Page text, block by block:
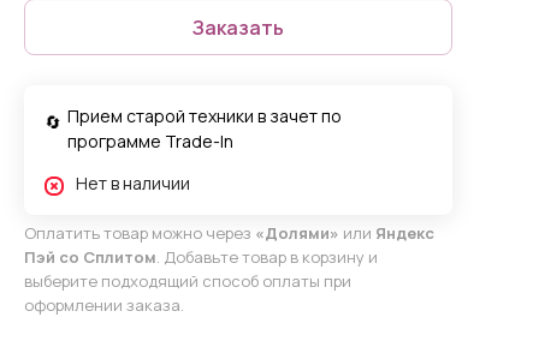
Заказать
Прием старой техники в зачет по
программе Trade-In
Нет в наличии
Оплатить товар можно через «Долями» или Яндекс
Пэй со Сплитом. Добавьте товар в корзину и
выберите подходящий способ оплаты при
оформлении заказа.